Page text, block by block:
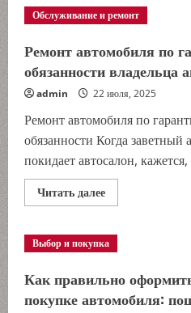
антифриза:
когда
зачем
процедура
Обслуживание и ремонт
Ремонт автомобиля по
обязанности владельца
admin 22 июля, 2025
Ремонт автомобиля по
обязанности Когда заветный
покидает автосалон, кажется,
Читать далееПрочитать
больше
автомобиля
по
и
обязанности
владельца
Выбор и покупка
Как правильно
покупке автомобиля: